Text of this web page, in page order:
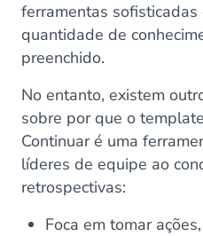
ferramentas
quantidade de
preenchido.
No entanto, existem
sobre por que o
Continuar é uma
líderes de equipe ao
retrospectivas:
Foca em tomar